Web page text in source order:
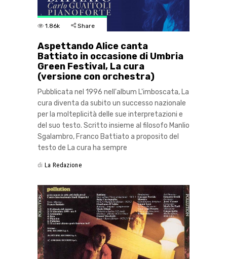
1.86k Share
Aspettando Alice canta
Battiato in occasione di Umbria
Green Festival, La cura
(versione con orchestra)
Pubblicata nel 1996 nell'album L'imboscata, La
cura diventa da subito un successo nazionale
per la molteplicità delle sue interpretazioni e
del suo testo. Scritto insieme al filosofo Manlio
Sgalambro, Franco Battiato a proposito del
testo de La cura ha sempre
di La Redazione